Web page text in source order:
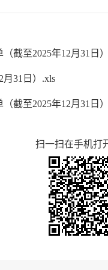
截至2025年12月31日
月31日）.xls
截至2025年12月31日
扫一扫在手机打